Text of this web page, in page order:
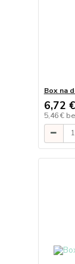
Box na
6,72 €
5,46 €